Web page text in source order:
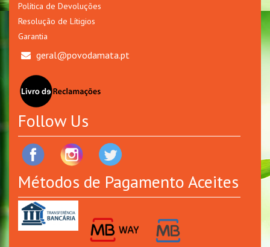
Política de Devoluções
Resolução de Lítigios
Garantia
geral@povodamata.pt
Follow Us
Métodos de Pagamento Aceites